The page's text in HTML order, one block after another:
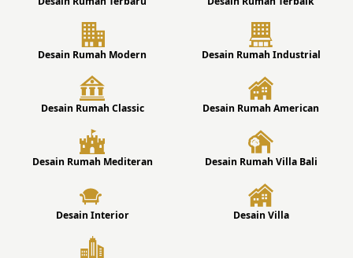
Desain Rumah Modern Desain Rumah Industrial
Desain Rumah Classic Desain Rumah American
Desain Rumah Mediteran Desain Rumah Villa Bali
Desain Interior Desain Villa